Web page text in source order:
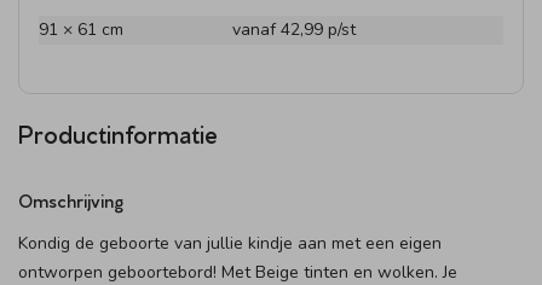
91 × 61 cm vanaf 42,99 p/st
Productinformatie
Omschrijving
Kondig de geboorte van jullie kindje aan met een eigen
ontworpen geboortebord! Met Beige tinten en wolken. Je